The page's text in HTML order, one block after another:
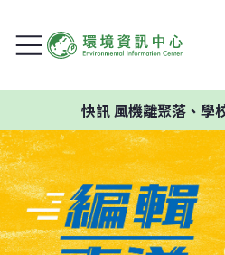
風機離聚落、學校過